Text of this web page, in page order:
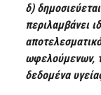
δ)
περιλαμβάνει
ωφελούμενων,
δεδομένα